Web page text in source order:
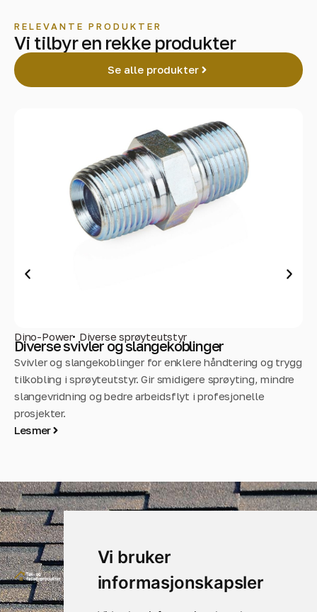
Vi bruker
informasjonskapsler
RELEVANTE PRODUKTER
Vi tilbyr en rekke produkter
Se alle produkter
Dino-Power Diverse sprøyteutstyr
Diverse svivler og slangekoblinger
Svivler og slangekoblinger for enklere håndtering og trygg
tilkobling i sprøyteutstyr. Gir smidigere sprøyting, mindre
slangevridning og bedre arbeidsflyt i profesjonelle
prosjekter.
Les mer
Kontakt
oss
Sundlandveien
Nyttige
linker